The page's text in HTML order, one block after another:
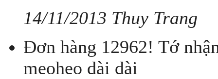
14/11/2013 Thuy Trang
Đơn hàng 12962! Tớ
meoheo dài dài